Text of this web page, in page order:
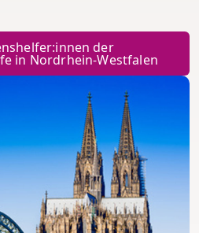
der
in Nordrhein-Westfalen